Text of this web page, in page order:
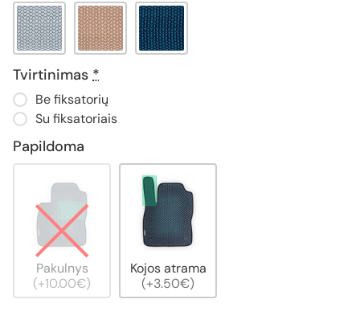
Tvirtinimas *
Be fiksatorių
Su fiksatoriais
Papildoma
Pakulnys
(+10.00€)
Kojos atrama
(+3.50€)